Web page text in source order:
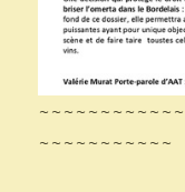
~~~~~~~~~~~